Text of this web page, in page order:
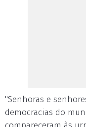
"Senhoras e
democracias do